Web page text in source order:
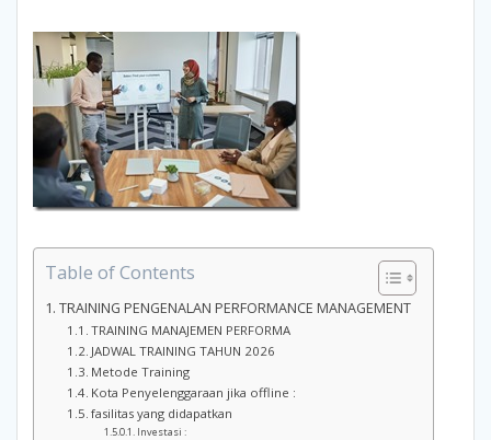
Table of Contents
TRAINING PENGENALAN PERFORMANCE MANAGEMENT
TRAINING MANAJEMEN PERFORMA
JADWAL TRAINING TAHUN 2026
Metode Training
Kota Penyelenggaraan jika offline :
fasilitas yang didapatkan
Investasi :